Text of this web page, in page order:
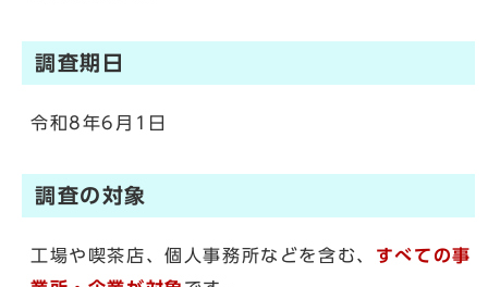
調査期日
令和8年6月1日
調査の対象
工場や喫茶店、個人事務所などを含む、 すべての事